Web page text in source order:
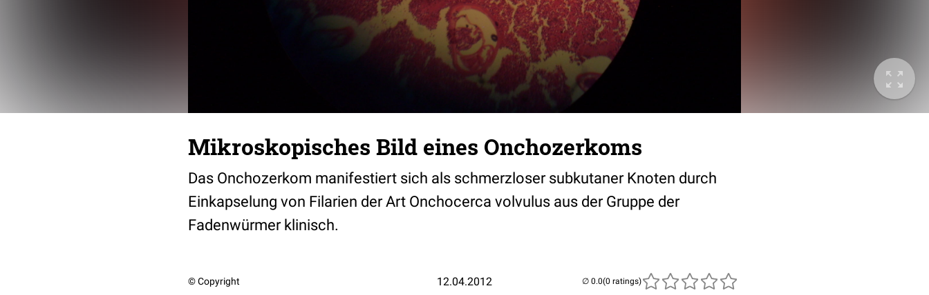
Mikroskopisches Bild eines Onchozerkoms
Das Onchozerkom manifestiert sich als schmerzloser subkutaner Knoten durch
Einkapselung von Filarien der Art Onchocerca volvulus aus der Gruppe der
Fadenwürmer klinisch.
© Copyright 12.04.2012 (0 ratings)